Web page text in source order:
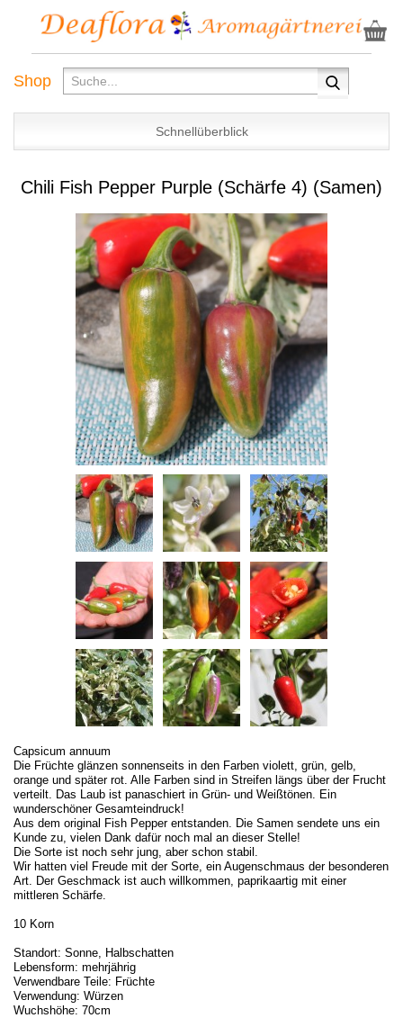
Shop
Schnellüberblick
Chili Fish Pepper Purple (Schärfe 4) (Samen)
Capsicum annuum
Die Früchte glänzen sonnenseits in den Farben violett, grün, gelb,
orange und später rot. Alle Farben sind in Streifen längs über der Frucht
verteilt. Das Laub ist panaschiert in Grün- und Weißtönen. Ein
wunderschöner Gesamteindruck!
Aus dem original Fish Pepper entstanden. Die Samen sendete uns ein
Kunde zu, vielen Dank dafür noch mal an dieser Stelle!
Die Sorte ist noch sehr jung, aber schon stabil.
Wir hatten viel Freude mit der Sorte, ein Augenschmaus der besonderen
Art. Der Geschmack ist auch willkommen, paprikaartig mit einer
mittleren Schärfe.
10 Korn
Standort: Sonne, Halbschatten
Lebensform: mehrjährig
Verwendbare Teile: Früchte
Verwendung: Würzen
Wuchshöhe: 70cm